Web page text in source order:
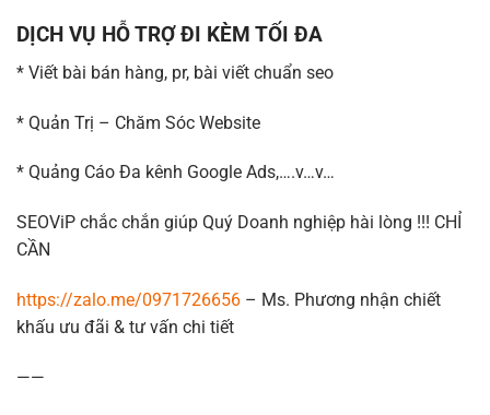
DỊCH VỤ HỖ TRỢ ĐI KÈM TỐI ĐA
* Viết bài bán hàng, pr, bài viết chuẩn seo
* Quản Trị – Chăm Sóc Website
* Quảng Cáo Đa kênh Google Ads,….v…v…
SEOViP chắc chắn giúp Quý Doanh nghiệp hài lòng !!! CHỈ
CẦN
https://zalo.me/0971726656 – Ms. Phương nhận chiết
khấu ưu đãi & tư vấn chi tiết
——